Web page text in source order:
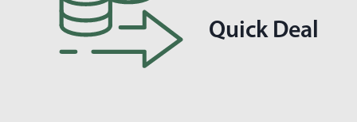
Quick Deal